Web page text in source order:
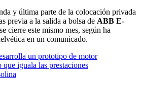
y última parte de la colocación privada
previa a la salida a bolsa de ABB E-
cierre este mismo mes, según ha
en un comunicado.